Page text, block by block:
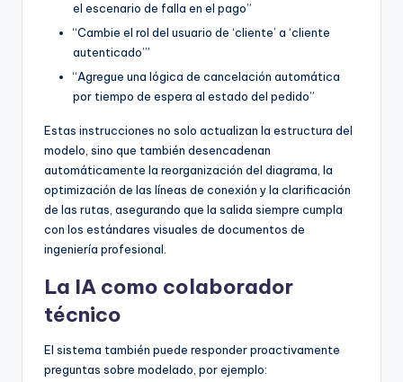
el escenario de falla en el pago”
“Cambie el rol del usuario de ‘cliente’ a ‘cliente
autenticado’”
“Agregue una lógica de cancelación automática
por tiempo de espera al estado del pedido”
Estas instrucciones no solo actualizan la estructura del
modelo, sino que también desencadenan
automáticamente la reorganización del diagrama, la
optimización de las líneas de conexión y la clarificación
de las rutas, asegurando que la salida siempre cumpla
con los estándares visuales de documentos de
ingeniería profesional.
La IA como colaborador
técnico
El sistema también puede responder proactivamente
preguntas sobre modelado, por ejemplo: